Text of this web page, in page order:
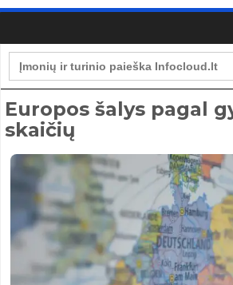
Search
for:
Europos šalys pagal
skaičių